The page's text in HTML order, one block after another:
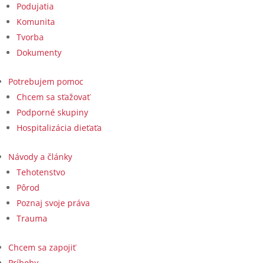
Podujatia
Komunita
Tvorba
Dokumenty
Potrebujem pomoc
Chcem sa sťažovať
Podporné skupiny
Hospitalizácia dieťaťa
Návody a články
Tehotenstvo
Pôrod
Poznaj svoje práva
Trauma
Chcem sa zapojiť